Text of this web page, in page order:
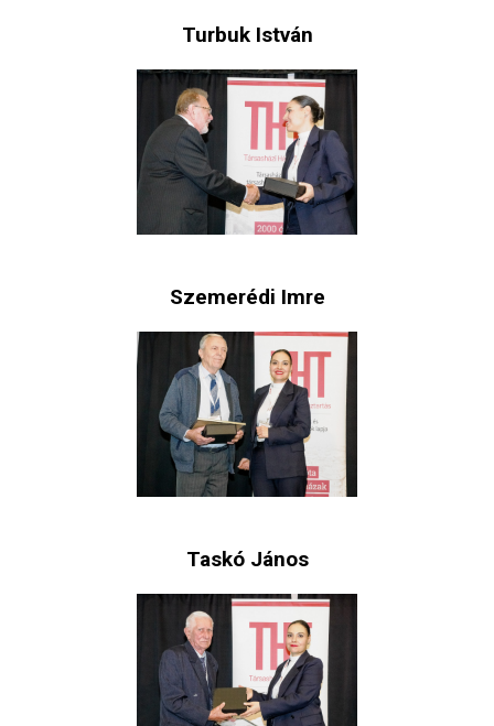
Turbuk István
Szemerédi Imre
Taskó János